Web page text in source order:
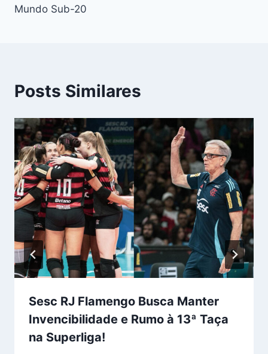
Mundo Sub-20
Posts Similares
Sesc RJ Flamengo Busca Manter
Invencibilidade e Rumo à 13ª Taça
na Superliga!